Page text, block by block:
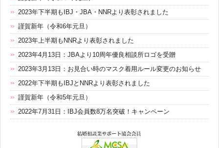
2023年下半期もIBJ・JBA・NNRより表彰されました
謹賀新年（令和6年元旦）
2023年上半期もNNRより表彰されました
2023年4月13日：JBAより10周年優良相談所ロゴを受贈
2023年3月13日：お見合い時のマスク着用ルール変更のお知らせ
2022年下半期もIBJとNNRより表彰されました
謹賀新年（令和5年元旦）
2022年7月31日：IBJ会員数8万名突破！キャンペーン